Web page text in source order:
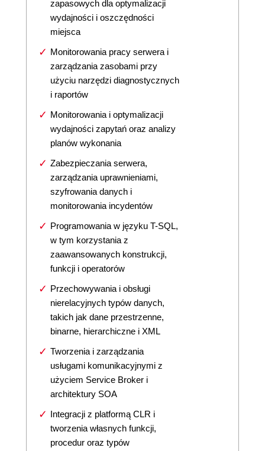
zapasowych dla optymalizacji
wydajności i oszczędności
miejsca
Monitorowania pracy serwera i
zarządzania zasobami przy
użyciu narzędzi diagnostycznych
i raportów
Monitorowania i optymalizacji
wydajności zapytań oraz analizy
planów wykonania
Zabezpieczania serwera,
zarządzania uprawnieniami,
szyfrowania danych i
monitorowania incydentów
Programowania w języku T-SQL,
w tym korzystania z
zaawansowanych konstrukcji,
funkcji i operatorów
Przechowywania i obsługi
nierelacyjnych typów danych,
takich jak dane przestrzenne,
binarne, hierarchiczne i XML
Tworzenia i zarządzania
usługami komunikacyjnymi z
użyciem Service Broker i
architektury SOA
Integracji z platformą CLR i
tworzenia własnych funkcji,
procedur oraz typów